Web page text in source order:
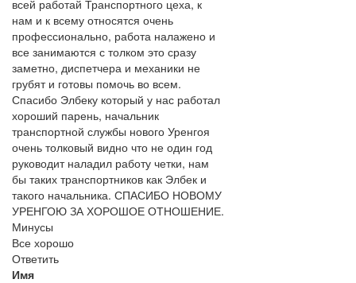
всей работай Транспортного цеха, к
нам и к всему относятся очень
профессионально, работа налажено и
все занимаются с толком это сразу
заметно, диспетчера и механики не
грубят и готовы помочь во всем.
Спасибо Элбеку который у нас работал
хороший парень, начальник
транспортной службы нового Уренгоя
очень толковый видно что не один год
руководит наладил работу четки, нам
бы таких транспортников как Элбек и
такого начальника. СПАСИБО НОВОМУ
УРЕНГОЮ ЗА ХОРОШОЕ ОТНОШЕНИЕ.
Минусы
Все хорошо
Ответить
Имя